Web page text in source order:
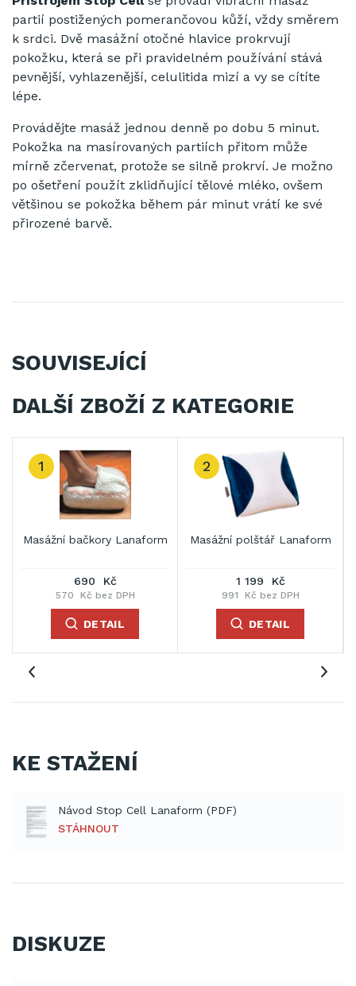
partií postižených pomerančovou kůží, vždy směrem
k srdci. Dvě masážní otočné hlavice prokrvují
pokožku, která se při pravidelném používání stává
pevnější, vyhlazenější, celulitida mizí a vy se cítíte
lépe.
Provádějte masáž jednou denně po dobu 5 minut.
Pokožka na masírovaných partiích přitom může
mírně zčervenat, protože se silně prokrví. Je možno
po ošetření použít zklidňující tělové mléko, ovšem
většinou se pokožka během pár minut vrátí ke své
přirozené barvě.
SOUVISEJÍCÍ
DALŠÍ ZBOŽÍ Z KATEGORIE
1
Masážní bačkory Lanaform
690 Kč
570 Kč bez DPH
DETAIL
2
Masážní polštář Lanaform
1 199 Kč
991 Kč bez DPH
DETAIL
KE STAŽENÍ
Návod Stop Cell Lanaform (PDF)
STÁHNOUT
DISKUZE